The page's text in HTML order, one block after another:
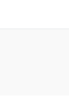
заказ